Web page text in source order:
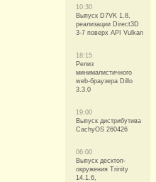
10:30
Выпуск D7VK 1.8,
реализации Direct3D
3-7 поверх API Vulkan
18:15
Релиз
минималистичного
web-браузера Dillo
3.3.0
19:00
Выпуск дистрибутива
CachyOS 260426
06:00
Выпуск десктоп-
окружения Trinity
14.1.6,